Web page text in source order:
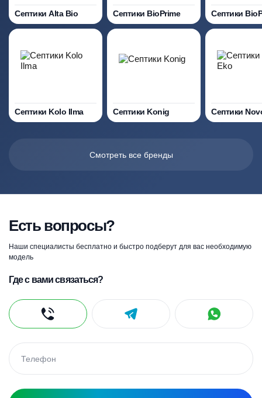
Септики Alta Bio Септики BioPrime Септики
Септики Kolo Ilma Септики Konig Септики
Смотреть все бренды
Есть вопросы?
Наши специалисты бесплатно и быстро подберут для вас необходимую
модель
Где с вами связаться?